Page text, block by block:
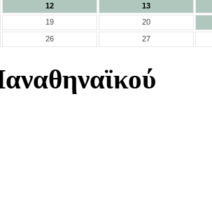
12
13
19 20
26 27